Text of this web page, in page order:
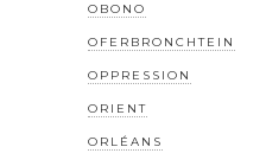
OBONO
OFERBRONCHTEIN
OPPRESSION
ORIENT
ORLÉANS